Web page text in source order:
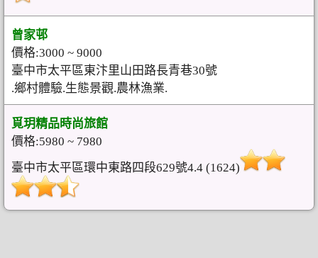
曾家邨
價格:3000 ~ 9000
臺中市太平區東汴里山田路長青巷30號
.鄉村體驗.生態景觀.農林漁業.
覓玥精品時尚旅館
價格:5980 ~ 7980
臺中市太平區環中東路四段629號4.4 (1624)